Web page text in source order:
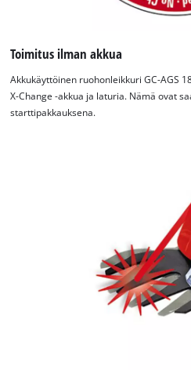
Toimitus ilman akkua
Akkukäyttöinen ruohonleikkuri GC-AGS
X-Change -akkua ja laturia. Nämä ovat
starttipakkauksena.